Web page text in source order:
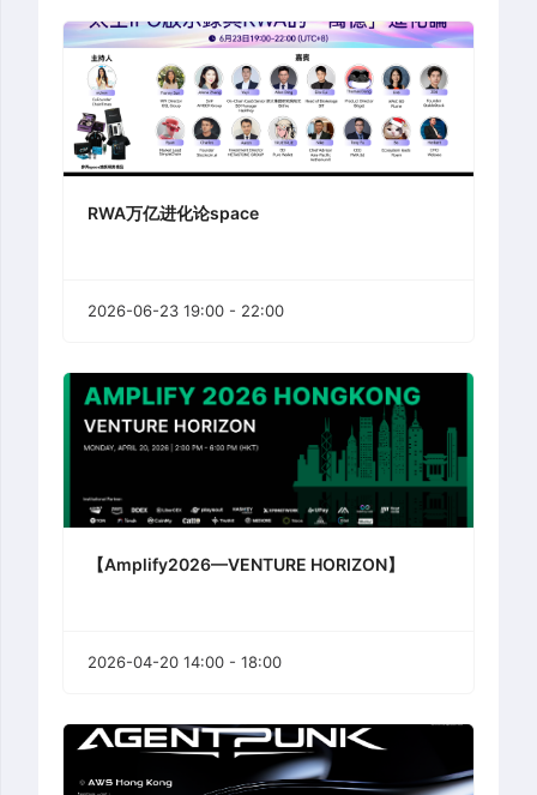
RWA万亿进化论space
2026-06-23 19:00 - 22:00
【Amplify2026—VENTURE HORIZON】
2026-04-20 14:00 - 18:00